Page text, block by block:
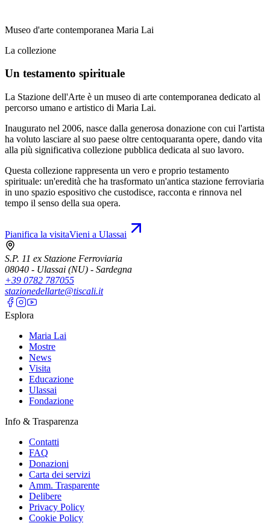
Museo d'arte contemporanea Maria Lai
La collezione
Un testamento spirituale
La Stazione dell'Arte è un museo di arte contemporanea dedicato al
percorso umano e artistico di Maria Lai.
Inaugurato nel 2006, nasce dalla generosa donazione con cui l'artista
ha voluto lasciare al suo paese oltre centoquaranta opere, dando vita
alla più significativa collezione pubblica dedicata al suo lavoro.
Questa collezione rappresenta un vero e proprio testamento
spirituale: un'eredità che ha trasformato un'antica stazione ferroviaria
in uno spazio espositivo che custodisce, racconta e rinnova nel
tempo il senso della sua opera.
Pianifica la visitaVieni a Ulassai
S.P. 11 ex Stazione Ferroviaria
08040 - Ulassai (NU) - Sardegna
+39 0782 787055
stazionedellarte@tiscali.it
Esplora
Maria Lai
Mostre
News
Visita
Educazione
Ulassai
Fondazione
Info & Trasparenza
Contatti
FAQ
Donazioni
Carta dei servizi
Amm. Trasparente
Delibere
Privacy Policy
Cookie Policy